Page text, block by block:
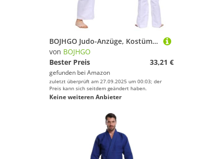
BOJHGO Judo-Anzüge, Kostüme, Kleidung, weiße Taekwondo-Uniformen, Karate, Judo-Dobok-Kleidung, Erwachsene, Unisex, langärmelig, Gi-Uniform Für Training(160cm)
von BOJHGO
Bester Preis
33,21 €
gefunden bei Amazon
zuletzt überprüft am 27.09.2025 um 00:03; der
Preis kann sich seitdem geändert haben.
Keine weiteren Anbieter